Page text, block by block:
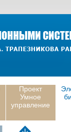
Проект
Умное
управление